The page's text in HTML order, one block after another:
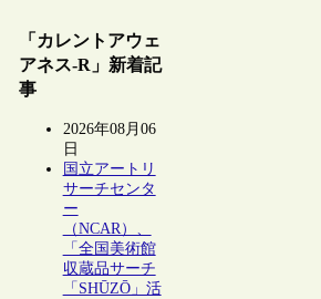
「カレントアウェ
アネス-R」新着記
事
2026年08月06
日
国立アートリ
サーチセンタ
ー
（NCAR）、
「全国美術館
収蔵品サーチ
「SHŪZŌ」活